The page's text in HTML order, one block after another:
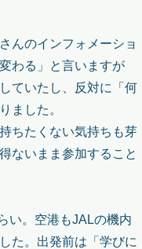
んのインフォメーショ
わる」と言いますが
ていたし、反対に「何
ました。
ちたくない気持ちも芽
ないまま参加すること
い。空港もJALの機内
た。出発前は「学びに